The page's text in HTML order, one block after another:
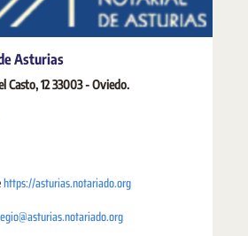
Asturias
Casto, 12 33003 - Oviedo.
https://asturias.notariado.org